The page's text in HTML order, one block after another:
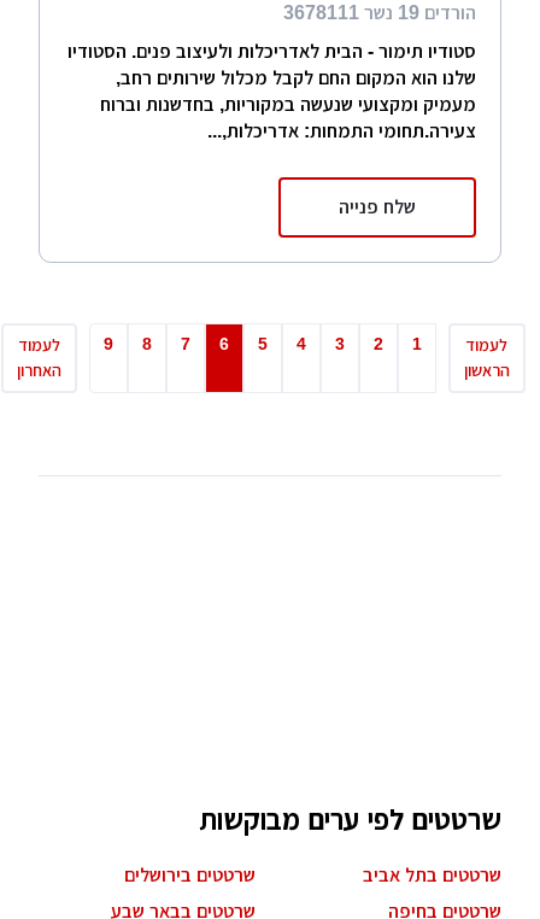
הורדים 19 נשר 3678111
סטודיו תימור - הבית לאדריכלות ולעיצוב פנים. הסטודיו
שלנו הוא המקום החם לקבל מכלול שירותים רחב,
מעמיק ומקצועי שנעשה במקוריות, בחדשנות וברוח
צעירה.תחומי התמחות: אדריכלות,...
שלח פנייה
לעמוד
הראשון
1
2
3
4
5
6
7
8
9
לעמוד
האחרון
שרטטים לפי ערים מבוקשות
שרטטים בתל אביב
שרטטים בירושלים
שרטטים בחיפה
שרטטים בבאר שבע